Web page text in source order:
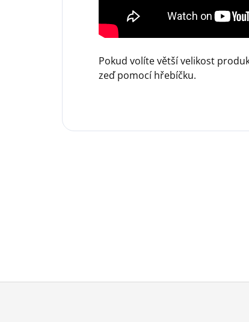
Pokud volíte větší velikost
zeď pomocí hřebíčku.
Z